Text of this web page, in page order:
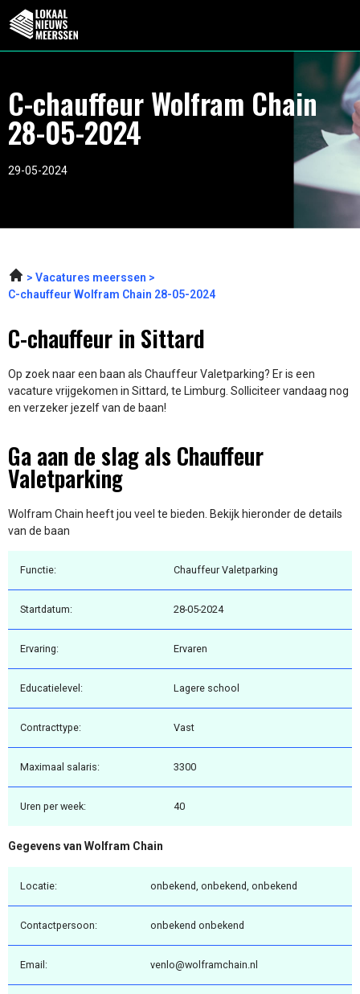
C-chauffeur Wolfram Chain
28-05-2024
29-05-2024
Vacatures meerssen
C-chauffeur Wolfram Chain 28-05-2024
C-chauffeur in Sittard
Op zoek naar een baan als Chauffeur Valetparking? Er is een
vacature vrijgekomen in Sittard, te Limburg. Solliciteer vandaag nog
en verzeker jezelf van de baan!
Ga aan de slag als Chauffeur
Valetparking
Wolfram Chain heeft jou veel te bieden. Bekijk hieronder de details
van de baan
Functie: Chauffeur Valetparking
Startdatum: 28-05-2024
Ervaring: Ervaren
Educatielevel: Lagere school
Contracttype: Vast
Maximaal salaris: 3300
Uren per week: 40
Gegevens van Wolfram Chain
Locatie: onbekend, onbekend, onbekend
Contactpersoon: onbekend onbekend
Email: venlo@wolframchain.nl